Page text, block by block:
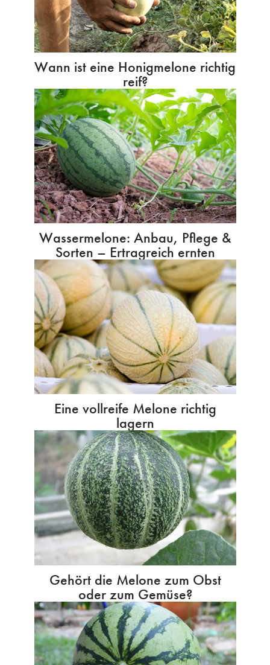
Wann ist eine Honigmelone richtig
reif?
Wassermelone: Anbau, Pflege &
Sorten – Ertragreich ernten
Eine vollreife Melone richtig
lagern
Gehört die Melone zum Obst
oder zum Gemüse?